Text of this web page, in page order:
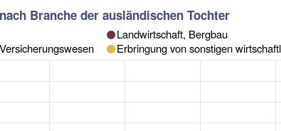
Branche der ausländischen Tochter
Landwirtschaft, Bergbau
Erbringung von sonstigen